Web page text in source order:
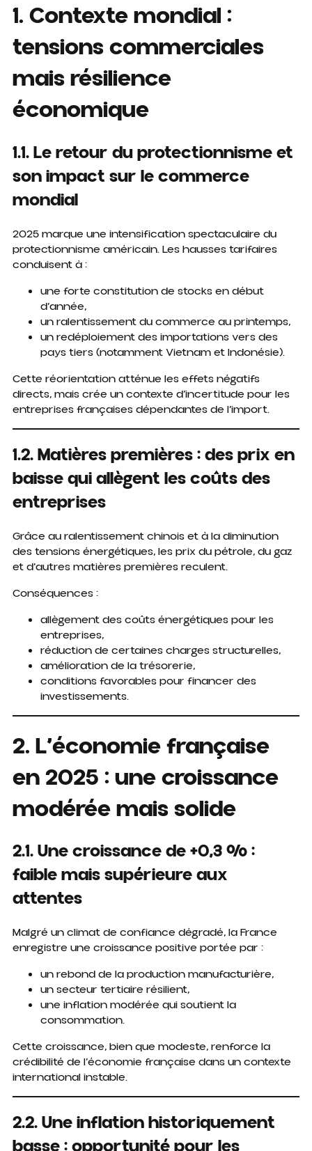
1. Contexte mondial :
tensions commerciales
mais résilience
économique
1.1. Le retour du protectionnisme et
son impact sur le commerce
mondial
2025 marque une intensification spectaculaire du
protectionnisme américain. Les hausses tarifaires
conduisent à :
une forte constitution de stocks en début
d’année,
un ralentissement du commerce au printemps,
un redéploiement des importations vers des
pays tiers (notamment Vietnam et Indonésie).
Cette réorientation atténue les effets négatifs
directs, mais crée un contexte d’incertitude pour les
entreprises françaises dépendantes de l’import.
1.2. Matières premières : des prix en
baisse qui allègent les coûts des
entreprises
Grâce au ralentissement chinois et à la diminution
des tensions énergétiques, les prix du pétrole, du gaz
et d’autres matières premières reculent.
Conséquences :
allègement des coûts énergétiques pour les
entreprises,
réduction de certaines charges structurelles,
amélioration de la trésorerie,
conditions favorables pour financer des
investissements.
2. L’économie française
en 2025 : une croissance
modérée mais solide
2.1. Une croissance de +0,3 % :
faible mais supérieure aux
attentes
Malgré un climat de confiance dégradé, la France
enregistre une croissance positive portée par :
un rebond de la production manufacturière,
un secteur tertiaire résilient,
une inflation modérée qui soutient la
consommation.
Cette croissance, bien que modeste, renforce la
crédibilité de l’économie française dans un contexte
international instable.
2.2. Une inflation historiquement